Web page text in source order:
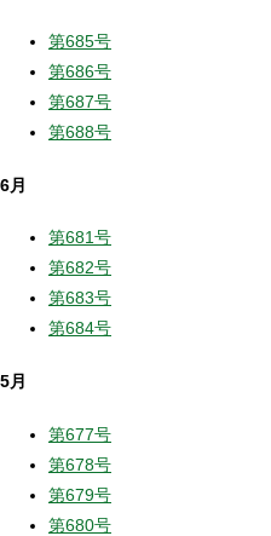
第685号
第686号
第687号
第688号
6月
第681号
第682号
第683号
第684号
5月
第677号
第678号
第679号
第680号